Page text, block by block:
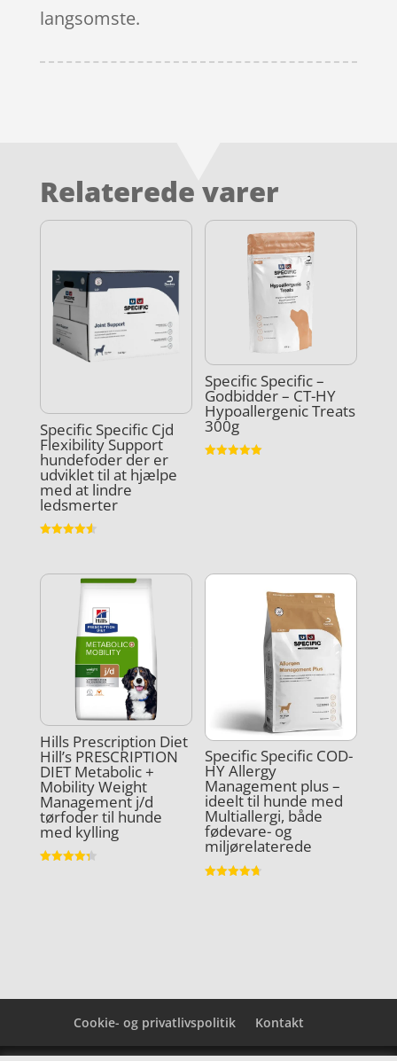
langsomste.
Relaterede varer
Specific Specific Cjd
Flexibility Support
hundefoder der er
udviklet til at hjælpe
med at lindre
ledsmerter
Specific Specific –
Godbidder – CT-HY
Hypoallergenic Treats
300g
Hills Prescription Diet
Hill’s PRESCRIPTION
DIET Metabolic +
Mobility Weight
Management j/d
tørfoder til hunde
med kylling
Specific Specific COD-
HY Allergy
Management plus –
ideelt til hunde med
Multiallergi, både
fødevare- og
miljørelaterede
Cookie- og privatlivspolitik Kontakt